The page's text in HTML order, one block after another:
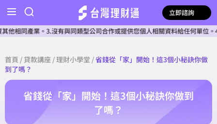
立即諮詢
3.沒有與同類型公司合作或提供您個人相關資料給任何單位。4.本公司
首頁 / 貸款講座 /理財小學堂 /省錢從「家」開始！這3個小秘訣你做
到了嗎？
省錢從「家」開始！這3個小秘訣你做到
了嗎？